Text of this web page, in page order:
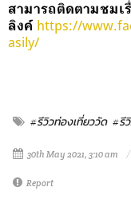
สามารถติดตามชมเ
ลิงค์ https://
asily/
#รีวิวท่องเที่ยววัด #รี
30th May 2021, 3:10 am
Report